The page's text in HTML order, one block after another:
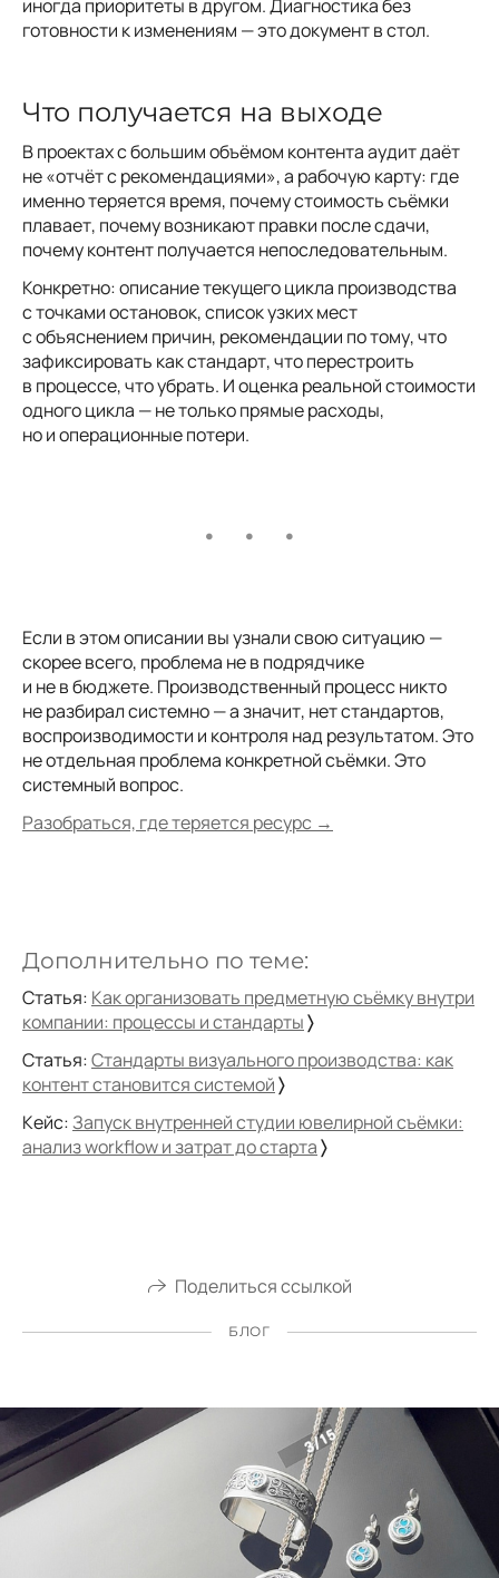
иногда приоритеты в другом. Диагностика без
готовности к изменениям — это документ в стол.
Что получается на выходе
В проектах с большим объёмом контента аудит даёт
не «отчёт с рекомендациями», а рабочую карту: где
именно теряется время, почему стоимость съёмки
плавает, почему возникают правки после сдачи,
почему контент получается непоследовательным.
Конкретно: описание текущего цикла производства
с точками остановок, список узких мест
с объяснением причин, рекомендации по тому, что
зафиксировать как стандарт, что перестроить
в процессе, что убрать. И оценка реальной стоимости
одного цикла — не только прямые расходы,
но и операционные потери.
Если в этом описании вы узнали свою ситуацию —
скорее всего, проблема не в подрядчике
и не в бюджете. Производственный процесс никто
не разбирал системно — а значит, нет стандартов,
воспроизводимости и контроля над результатом. Это
не отдельная проблема конкретной съёмки. Это
системный вопрос.
Разобраться, где теряется ресурс →
Дополнительно по теме:
Статья: Как организовать предметную съёмку внутри
компании: процессы и стандарты〉
Статья:Стандарты визуального производства: как
контент становится системой〉
Кейс:Запуск внутренней студии ювелирной съёмки:
анализ workflow и затрат до старта〉
Поделиться ссылкой
БЛОГ